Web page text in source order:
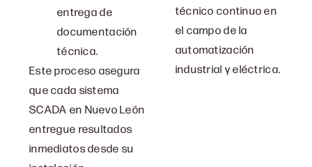
entrega de
documentación
técnica.
Este proceso asegura
que cada sistema
SCADA en Nuevo León
entregue resultados
inmediatos desde su
técnico continuo en
el campo de la
automatización
industrial y eléctrica.